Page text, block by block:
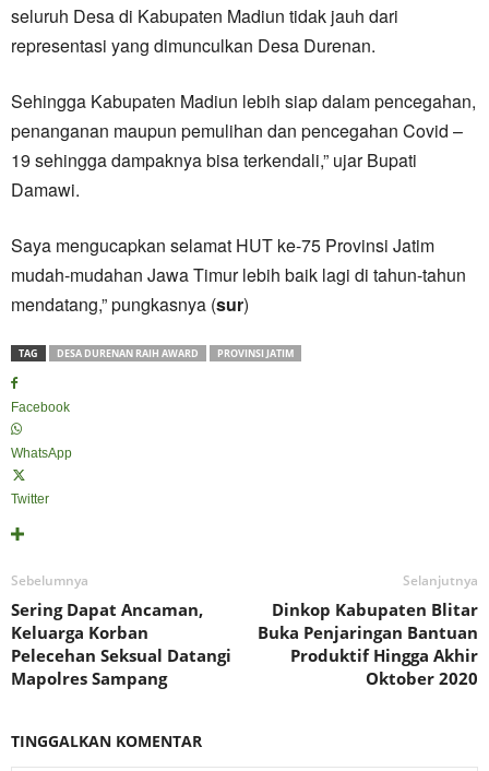
seluruh Desa di Kabupaten Madiun tidak jauh dari
representasi yang dimunculkan Desa Durenan.
Sehingga Kabupaten Madiun lebih siap dalam pencegahan,
penanganan maupun pemulihan dan pencegahan Covid –
19 sehingga dampaknya bisa terkendali,” ujar Bupati
Damawi.
Saya mengucapkan selamat HUT ke-75 Provinsi Jatim
mudah-mudahan Jawa Timur lebih baik lagi di tahun-tahun
mendatang,” pungkasnya (sur)
TAG DESA DURENAN RAIH AWARD PROVINSI JATIM
Facebook
WhatsApp
Twitter
Sebelumnya
Sering Dapat Ancaman,
Keluarga Korban
Pelecehan Seksual Datangi
Mapolres Sampang
Selanjutnya
Dinkop Kabupaten Blitar
Buka Penjaringan Bantuan
Produktif Hingga Akhir
Oktober 2020
TINGGALKAN KOMENTAR